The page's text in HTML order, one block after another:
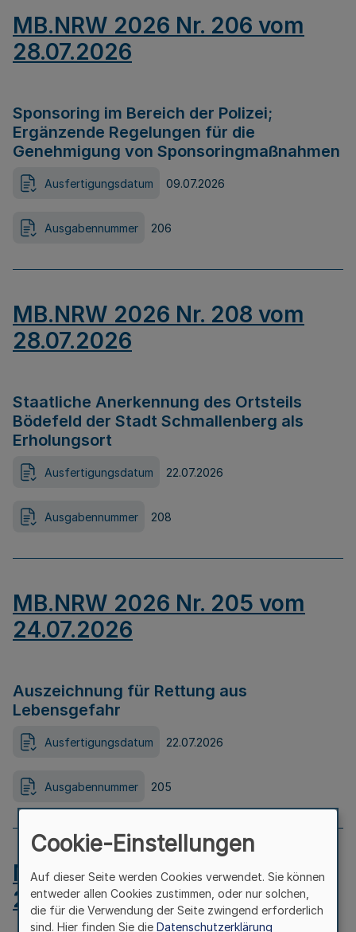
MB.NRW 2026 Nr. 206 vom
28.07.2026
Sponsoring im Bereich der Polizei;
Ergänzende Regelungen für die
Genehmigung von Sponsoringmaßnahmen
Ausfertigungsdatum 09.07.2026
Ausgabennummer 206
MB.NRW 2026 Nr. 208 vom
28.07.2026
Staatliche Anerkennung des Ortsteils
Bödefeld der Stadt Schmallenberg als
Erholungsort
Ausfertigungsdatum 22.07.2026
Ausgabennummer 208
MB.NRW 2026 Nr. 205 vom
24.07.2026
Auszeichnung für Rettung aus
Lebensgefahr
Ausfertigungsdatum 22.07.2026
Ausgabennummer 205
MB.NRW 2026 Nr. 204 vom
24.07.2026
Cookie-Einstellungen
Auf dieser Seite werden Cookies verwendet. Sie können
entweder allen Cookies zustimmen, oder nur solchen,
die für die Verwendung der Seite zwingend erforderlich
sind. Hier finden Sie die Datenschutzerklärung